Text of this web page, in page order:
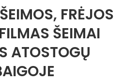
FRĖJOS
ŠEIMAI
ATOSTOGŲ